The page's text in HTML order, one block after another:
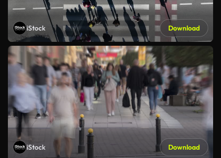
iStock Download
iStock Download